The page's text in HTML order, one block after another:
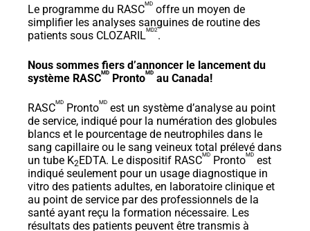
Le programme du RASCMD offre un moyen de
simplifier les analyses sanguines de routine des
patients sous CLOZARILMD2.
Nous sommes fiers d’annoncer le lancement du
système RASCMD ProntoMD au Canada!
RASCMD ProntoMD est un système d’analyse au point
de service, indiqué pour la numération des globules
blancs et le pourcentage de neutrophiles dans le
sang capillaire ou le sang veineux total prélevé dans
un tube K2EDTA. Le dispositif RASCMD ProntoMD est
indiqué seulement pour un usage diagnostique in
vitro des patients adultes, en laboratoire clinique et
au point de service par des professionnels de la
santé ayant reçu la formation nécessaire. Les
résultats des patients peuvent être transmis à